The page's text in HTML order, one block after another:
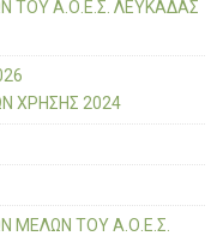
ΤΟΥ Α.Ο.Ε.Σ. ΛΕΥΚΑΔΑΣ
ΧΡΗΣΗΣ 2024
ΜΕΛΩΝ ΤΟΥ Α.Ο.Ε.Σ.